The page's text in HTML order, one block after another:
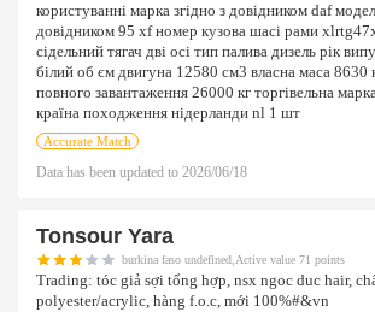
користуванні марка згідно з довідником daf
довідником 95 xf номер кузова шасі рами
сідельний тягач дві осі тип палива дизель рік
білий об єм двигуна 12580 см3 власна маса 8630
повного завантаження 26000 кг торгівельна
країна походження нідерланди nl 1 шт
Accurate Match
Data has been updated to 2026/06/18
Tonsour Yara
burkina faso undefined,Active value 71 points
Trading: tóc giả sợi tổng hợp, nsx ngoc duc hair,
polyester/acrylic, hàng f.o.c, mới 100%#&vn